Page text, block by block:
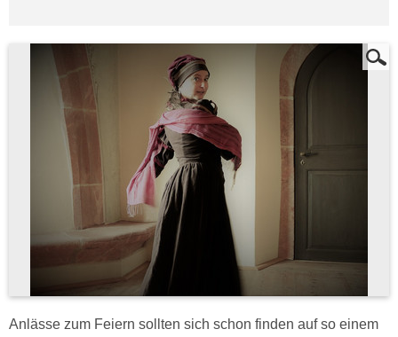
Anlässe zum Feiern sollten sich schon finden auf so einem